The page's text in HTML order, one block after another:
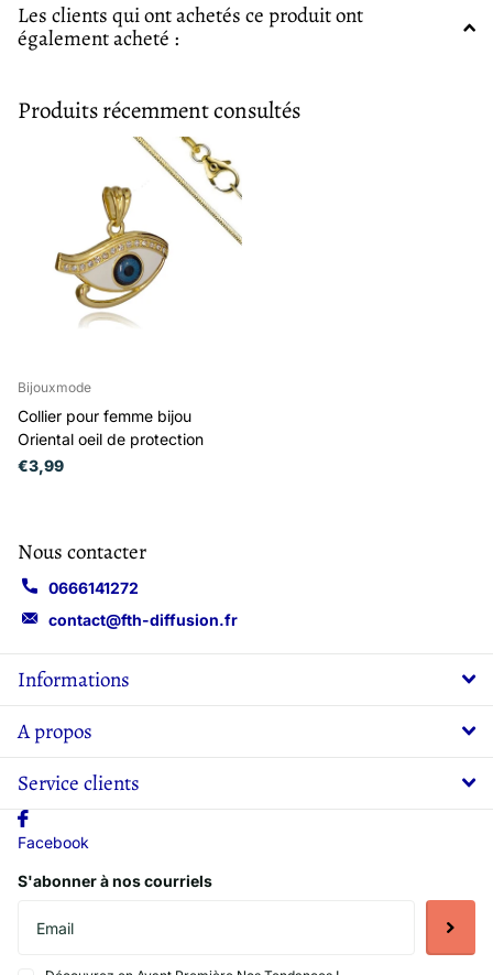
Les clients qui ont achetés ce produit ont
également acheté :
Produits récemment consultés
Bijouxmode
Collier pour femme bijou
Oriental oeil de protection
€3,99
Informations
A propos
Service clients
Nous contacter
0666141272
contact@fth-diffusion.fr
Facebook
S'abonner à nos courriels